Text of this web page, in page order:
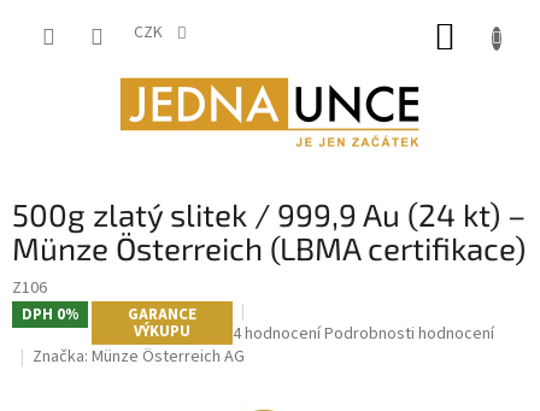
CZK
500g zlatý slitek / 999,9 Au (24 kt) –
Münze Österreich (LBMA certifikace)
Z106
DPH 0% GARANCE
VÝKUPU
Průměrné
hodnocení
4 hodnoceníPodrobnosti hodnocení
Značka: Münze Österreich AG